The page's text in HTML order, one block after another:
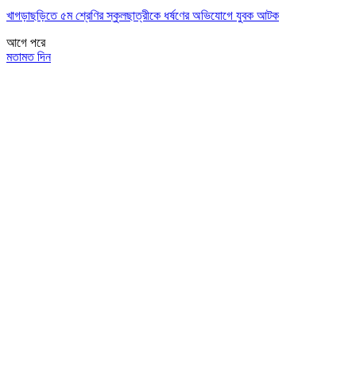
খাগড়াছড়িতে ৫ম শ্রেণির স্কুলছাত্রীকে ধর্ষণের অভিযোগে যুবক আটক
আগে পরে
মতামত দিন